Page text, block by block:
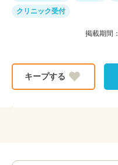
クリニック受付
掲載期間：